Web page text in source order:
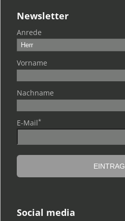
Newsletter
Anrede
Vorname
Nachname
E-Mail*
Social media